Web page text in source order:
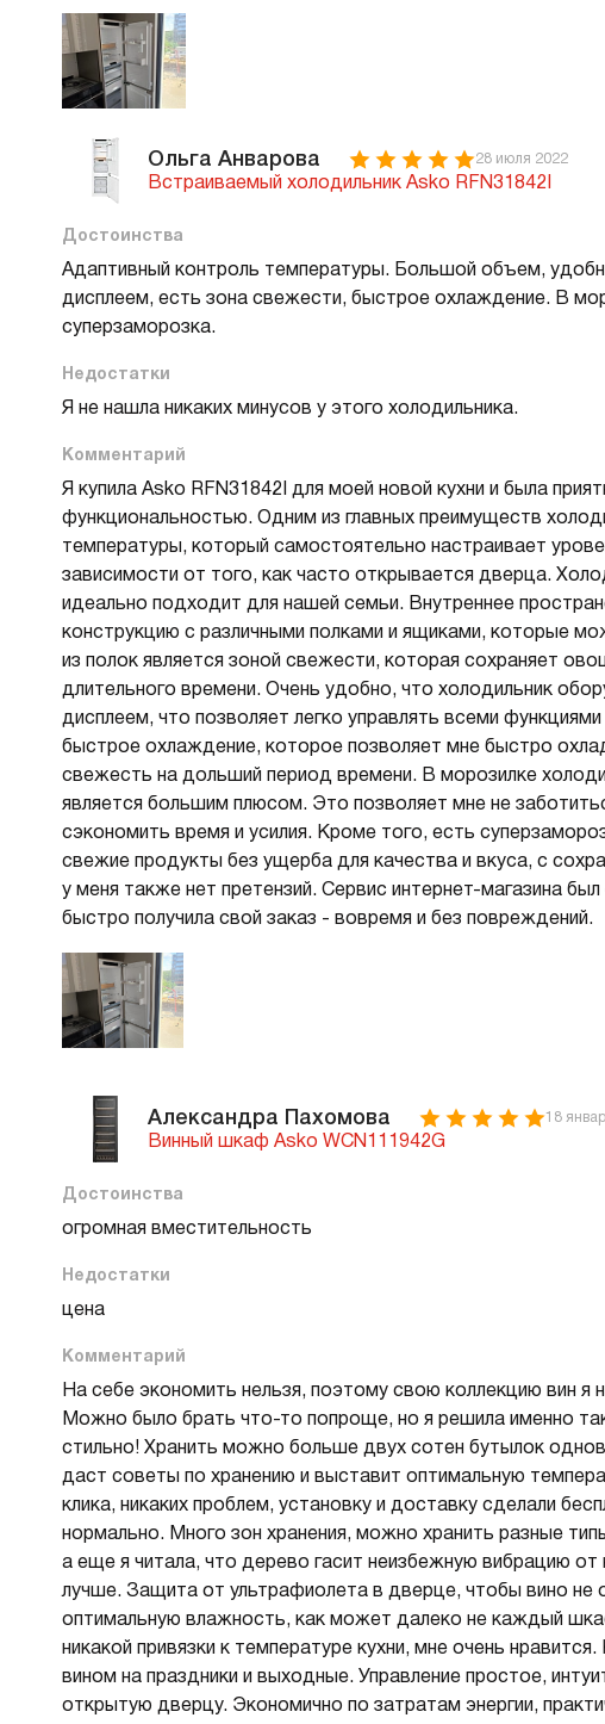
удобные полки на дверце (для яиц
и бутылок) и контейнер MultiBox для
сливочного масла, сыра и льда.
Специально для овощей и фруктов
условия создают благоприятный
микроклимат, который позволяет
им дольше оставаться свежими.
стекает в резервуар и испаряется.
Поэтому гигиеническая чистка требует раз
в год.
Ольга Анварова 28 июля 2022
Встраиваемый холодильник Asko RFN31842I
Достоинства
Адаптивный контроль температуры. Большой объем,
дисплеем, есть зона свежести, быстрое охлаждение. В
суперзаморозка.
Недостатки
Я не нашла никаких минусов у этого холодильника.
Комментарий
Я купила Asko RFN31842I для моей новой кухни и была
функциональностью. Одним из главных преимуществ
температуры, который самостоятельно настраивает
зависимости от того, как часто открывается дверца.
идеально подходит для нашей семьи. Внутреннее
конструкцию с различными полками и ящиками, которые
из полок является зоной свежести, которая сохраняет
длительного времени. Очень удобно, что холодильник
дисплеем, что позволяет легко управлять всеми
быстрое охлаждение, которое позволяет мне быстро
свежесть на дольший период времени. В морозилке
является большим плюсом. Это позволяет мне не
сэкономить время и усилия. Кроме того, есть
свежие продукты без ущерба для качества и вкуса, с
у меня также нет претензий. Сервис интернет-магазина
быстро получила свой заказ - вовремя и без повреждений.
Александра Пахомова 18
Винный шкаф Asko WCN111942G
Достоинства
огромная вместительность
Недостатки
цена
Комментарий
На себе экономить нельзя, поэтому свою коллекцию вин я
Можно было брать что-то попроще, но я решила именно
стильно! Хранить можно больше двух сотен бутылок
даст советы по хранению и выставит оптимальную
клика, никаких проблем, установку и доставку сделали
нормально. Много зон хранения, можно хранить разные
а еще я читала, что дерево гасит неизбежную вибрацию
лучше. Защита от ультрафиолета в дверце, чтобы вино
оптимальную влажность, как может далеко не каждый
никакой привязки к температуре кухни, мне очень
вином на праздники и выходные. Управление простое,
открытую дверцу. Экономично по затратам энергии,